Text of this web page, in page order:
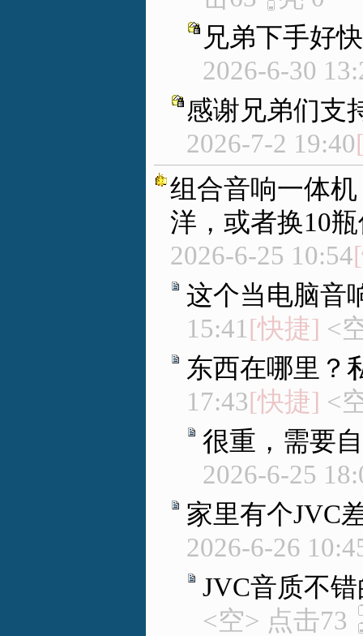
兄弟下手好
2026-6-30
感谢兄弟们支
2026-7-2 19:40
组合音响一体
洋，或者换10
2026-6-25 10:54
这个当电脑音
15:41 [快捷] <
东西在哪里？
17:43[快捷] <
很重，需要
2026-6-25
家里有个JVC
2026-6-26
JVC音质不
<空> 点击73